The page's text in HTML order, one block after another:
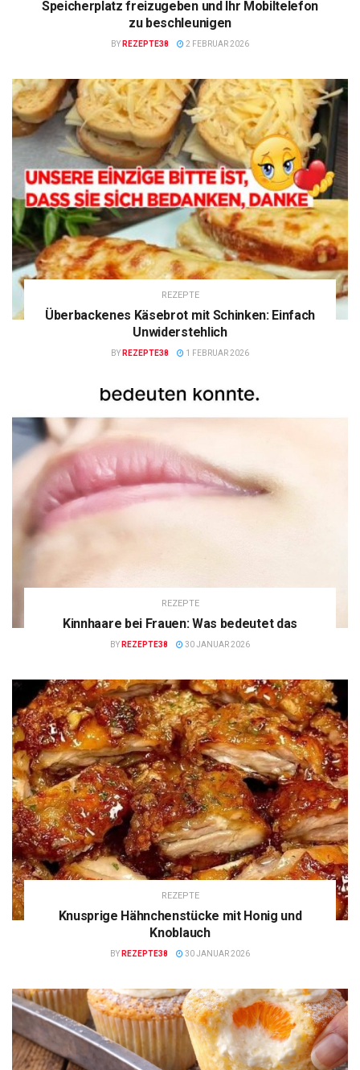
Speicherplatz freizugeben und Ihr Mobiltelefon
zu beschleunigen
BY REZEPTE38 2 FEBRUAR 2026
REZEPTE
Überbackenes Käsebrot mit Schinken: Einfach
Unwiderstehlich
BY REZEPTE38 1 FEBRUAR 2026
REZEPTE
Kinnhaare bei Frauen: Was bedeutet das
BY REZEPTE38 30 JANUAR 2026
REZEPTE
Knusprige Hähnchenstücke mit Honig und
Knoblauch
BY REZEPTE38 30 JANUAR 2026